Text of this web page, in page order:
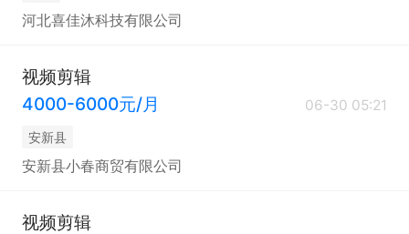
河北喜佳沐科技有限公司
视频剪辑
4000-6000元/月
06-30 05:21
安新县
安新县小春商贸有限公司
视频剪辑